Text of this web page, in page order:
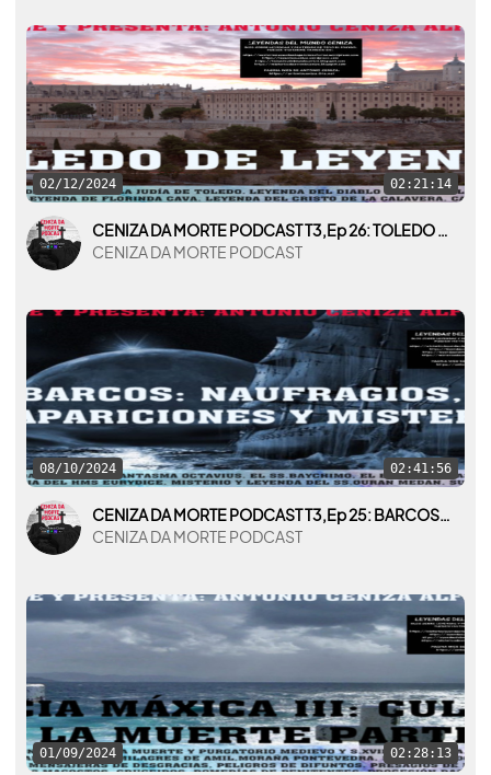
02/12/2024 02:21:14
CENIZA DA MORTE PODCAST T3,Ep 26: TOLEDO DE LEYENDA
CENIZA DA MORTE PODCAST
08/10/2024 02:41:56
CENIZA DA MORTE PODCAST T3,Ep 25: BARCOS: NAUFRAGIOS, DESAPARICIONES Y MISTERIOS
CENIZA DA MORTE PODCAST
01/09/2024 02:28:13